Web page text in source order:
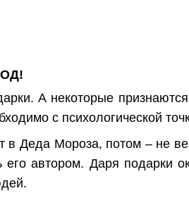
А некоторые
с психологической
в Деда Мороза, потом – не
его автором. Даря подарки